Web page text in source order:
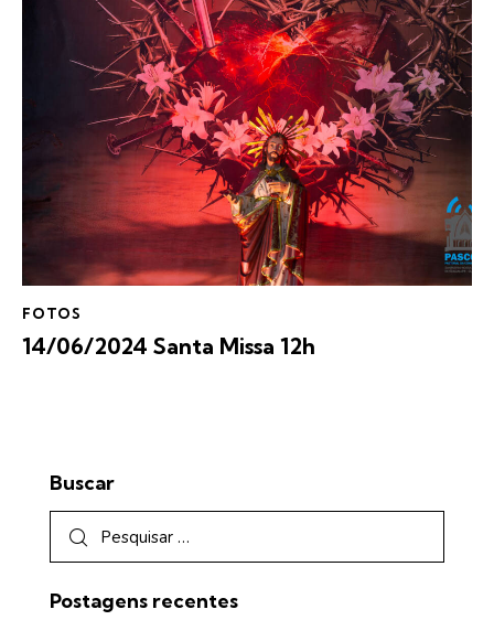
FOTOS
14/06/2024 Santa Missa 12h
Buscar
Postagens recentes